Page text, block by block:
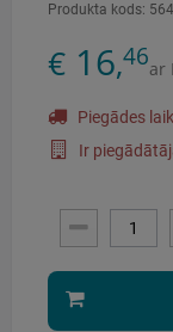
Produkta kods:
€ 16,46ar
Piegādes
Ir